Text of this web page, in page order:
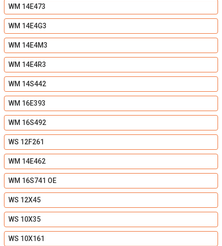
WM 14E473
WM 14E4G3
WM 14E4M3
WM 14E4R3
WM 14S442
WM 16E393
WM 16S492
WS 12F261
WM 14E462
WM 16S741 OE
WS 12X45
WS 10X35
WS 10X161